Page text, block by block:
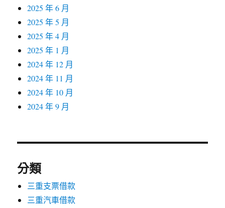
2025 年 6 月
2025 年 5 月
2025 年 4 月
2025 年 1 月
2024 年 12 月
2024 年 11 月
2024 年 10 月
2024 年 9 月
分類
三重支票借款
三重汽車借款